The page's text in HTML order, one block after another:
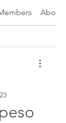
About